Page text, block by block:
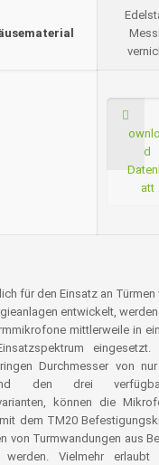
d
att
für den Einsatz an Türmen
entwickelt,
mittlerweile in
eingesetzt.
Durchmesser von
den drei
können die
dem TM20
von Turmwandungen aus
werden. Vielmehr erlaubt